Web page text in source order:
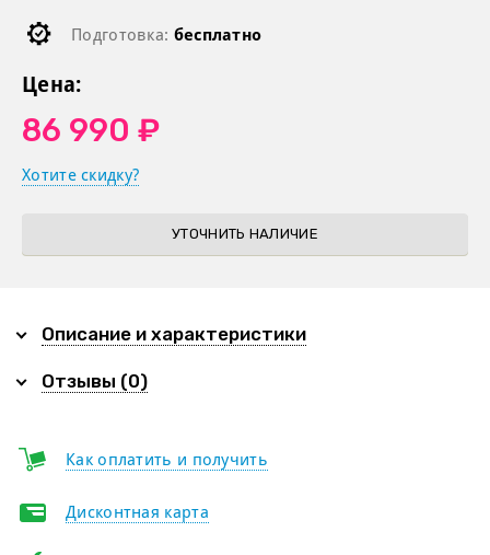
Подготовка: бесплатно
Цена:
86 990 ₽
Хотите скидку?
УТОЧНИТЬ НАЛИЧИЕ
Описание и характеристики
Отзывы (0)
Как оплатить и получить
Дисконтная карта